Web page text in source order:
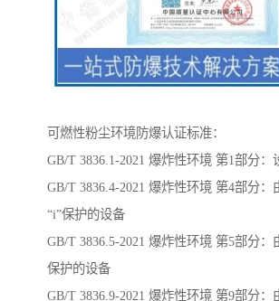
可燃性粉尘环境防爆认证标准：
GB/T 3836.1-2021 爆炸性环境 第1部分：
GB/T 3836.4-2021 爆炸性环境 第4部分：
“i”保护的设备
GB/T 3836.5-2021 爆炸性环境 第5部分：
保护的设备
GB/T 3836.9-2021 爆炸性环境 第9部分：